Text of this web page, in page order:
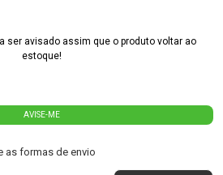
ser avisado assim que o produto voltar ao
estoque!
AVISE-ME
as formas de envio